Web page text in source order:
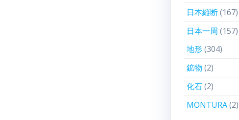
日本縦断(167)
日本一周 (157)
地形(304)
鉱物 (2)
化石(2)
MONTURA(2)